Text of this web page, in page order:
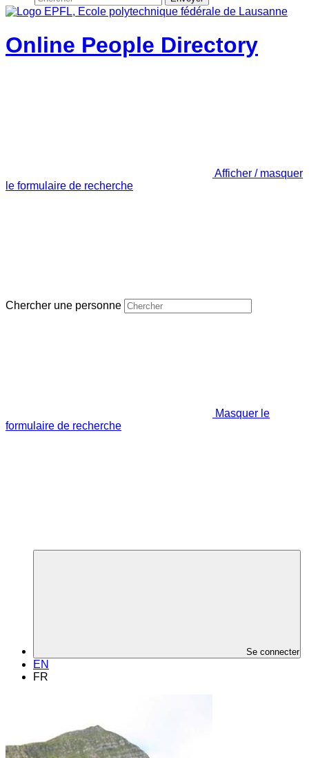
Online People Directory
Afficher / masquer
le formulaire de recherche
Chercher une personne
Masquer le
formulaire de recherche
Se connecter
EN
FR